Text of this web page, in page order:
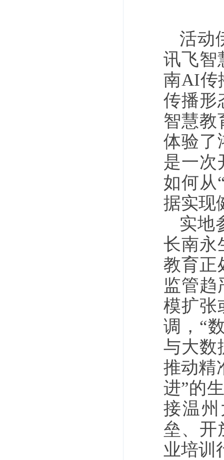
活动
讯飞智
南AI传
传播形
智慧教
体验了
是一次
如何从
据实现
实地
长南永
教育正
监管趋
模扩张
调，“
与大数
推动精
进”的
接温
垒、开
业培训